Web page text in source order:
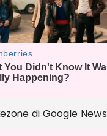
di Google News